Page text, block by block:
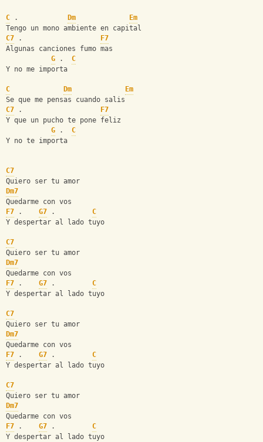
C . Dm
Em
Tengo un mono ambiente en capital
C7 .
F7
Algunas canciones fumo mas
G . C
Y no me importa
C Dm
Em
Se que me pensas cuando salis
C7 .
F7
Y que un pucho te pone feliz
G . C
Y no te importa
C7
Quiero ser tu amor
Dm7
Quedarme con vos
F7 . G7 . C
Y despertar al lado tuyo
C7
Quiero ser tu amor
Dm7
Quedarme con vos
F7 . G7 . C
Y despertar al lado tuyo
C7
Quiero ser tu amor
Dm7
Quedarme con vos
F7 . G7 . C
Y despertar al lado tuyo
C7
Quiero ser tu amor
Dm7
Quedarme con vos
F7 . G7 . C
Y despertar al lado tuyo